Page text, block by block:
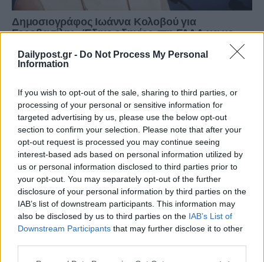
Dailypost.gr - Do Not Process My Personal
Information
If you wish to opt-out of the sale, sharing to third parties, or
processing of your personal or sensitive information for
targeted advertising by us, please use the below opt-out
section to confirm your selection. Please note that after your
opt-out request is processed you may continue seeing
interest-based ads based on personal information utilized by
us or personal information disclosed to third parties prior to
your opt-out. You may separately opt-out of the further
disclosure of your personal information by third parties on the
IAB’s list of downstream participants. This information may
also be disclosed by us to third parties on the IAB’s List of
Downstream Participants that may further disclose it to other